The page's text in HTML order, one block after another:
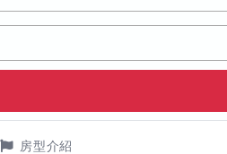
房型介紹